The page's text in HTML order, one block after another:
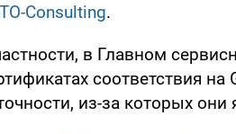
Consulting.
в Главном
соответствия
из-за которых